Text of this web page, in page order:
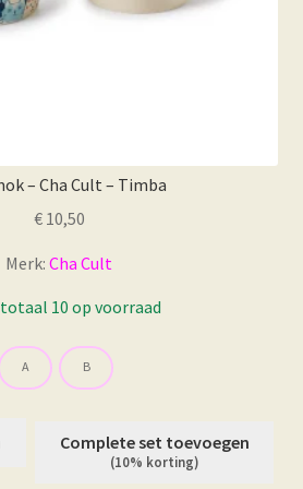
– Cha Cult – Timba
€10,50
Merk: Cha Cult
10 op voorraad
A B
productComplete set toevoegen
(10% korting)